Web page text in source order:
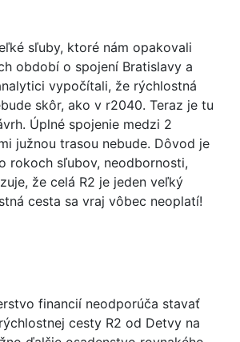
sľuby, ktoré nám opakovali
období o spojení Bratislavy a
vypočítali, že rýchlostná
skôr, ako v r2040. Teraz je tu
Úplné spojenie medzi 2
južnou trasou nebude. Dôvod je
rokoch sľubov, neodbornosti,
že celá R2 je jeden veľký
cesta sa vraj vôbec neoplatí!
financií neodporúča stavať
cesty R2 od Detvy na